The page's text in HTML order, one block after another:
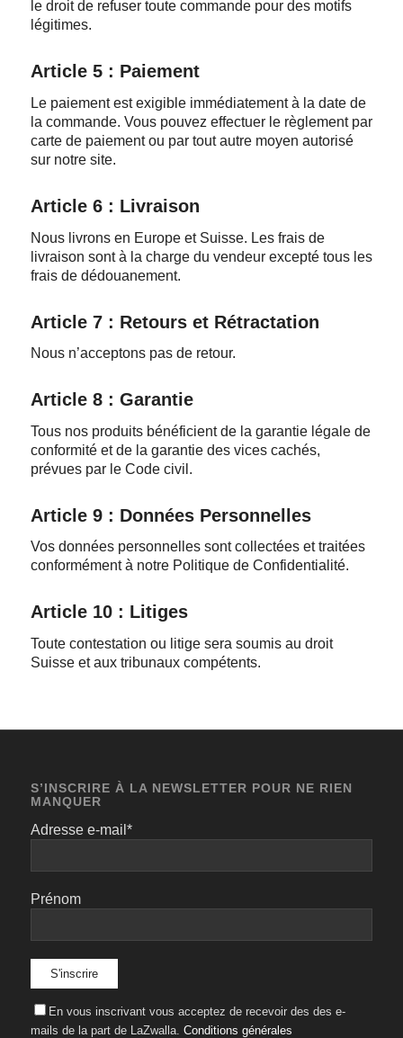
le droit de refuser toute commande pour des motifs
légitimes.
Article 5 : Paiement
Le paiement est exigible immédiatement à la date de
la commande. Vous pouvez effectuer le règlement par
carte de paiement ou par tout autre moyen autorisé
sur notre site.
Article 6 : Livraison
Nous livrons en Europe et Suisse. Les frais de
livraison sont à la charge du vendeur excepté tous les
frais de dédouanement.
Article 7 : Retours et Rétractation
Nous n’acceptons pas de retour.
Article 8 : Garantie
Tous nos produits bénéficient de la garantie légale de
conformité et de la garantie des vices cachés,
prévues par le Code civil.
Article 9 : Données Personnelles
Vos données personnelles sont collectées et traitées
conformément à notre Politique de Confidentialité.
Article 10 : Litiges
Toute contestation ou litige sera soumis au droit
Suisse et aux tribunaux compétents.
S’INSCRIRE À LA NEWSLETTER POUR NE RIEN
MANQUER
Adresse e-mail*
Prénom
En vous inscrivant vous acceptez de recevoir des des e-
mails de la part de LaZwalla. Conditions générales